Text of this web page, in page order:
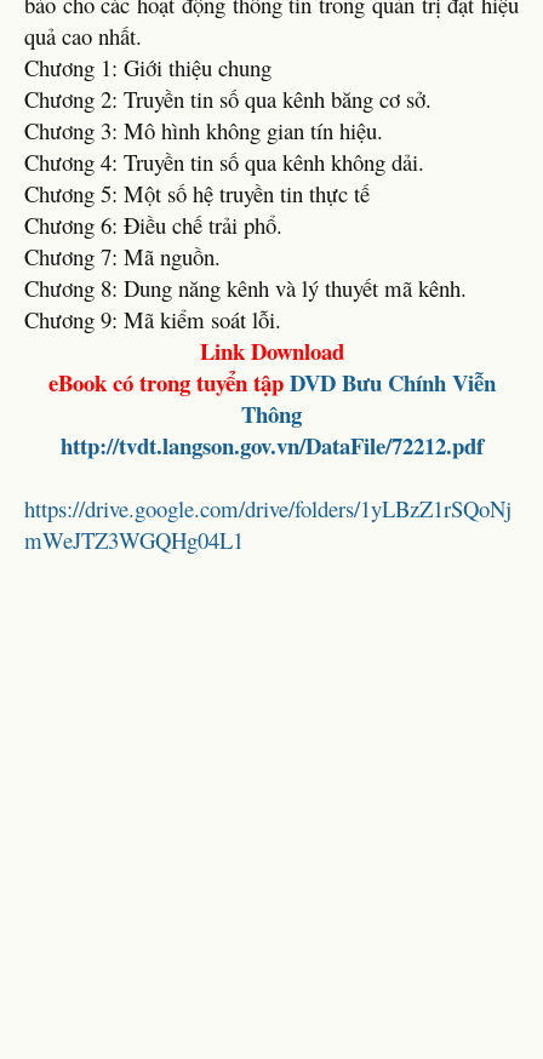
quả cao nhất.
Chương 1: Giới thiệu chung
Chương 2: Truyền tin số qua kênh băng cơ sở.
Chương 3: Mô hình không gian tín hiệu.
Chương 4: Truyền tin số qua kênh không dải.
Chương 5: Một số hệ truyền tin thực tế
Chương 6: Điều chế trải phổ.
Chương 7: Mã nguồn.
Chương 8: Dung năng kênh và lý thuyết mã kênh.
Chương 9: Mã kiểm soát lỗi.
Link Download
eBook có trong tuyển tậpDVDBưu Chính Viễn
Thông
http://tvdt.langson.gov.vn/DataFile/72212.pdf
https://drive.google.com/drive/folders/1yLBzZ1rSQoNj
mWeJTZ3WGQHg04L1